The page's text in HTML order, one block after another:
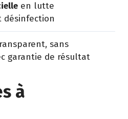
en lutte
désinfection
sans
garantie de résultat
à